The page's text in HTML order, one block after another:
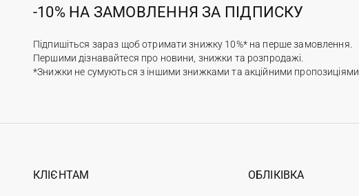
-10% НА ЗАМОВЛЕННЯ ЗА ПІДПИСКУ
Підпишіться зараз щоб отримати знижку 10%* на перше замовлення.
Першими дізнавайтеся про новини, знижки та розпродажі.
*Знижки не сумуються з іншими знижками та акційними пропозиціями.
КЛІЄНТАМ ОБЛІКІВКА